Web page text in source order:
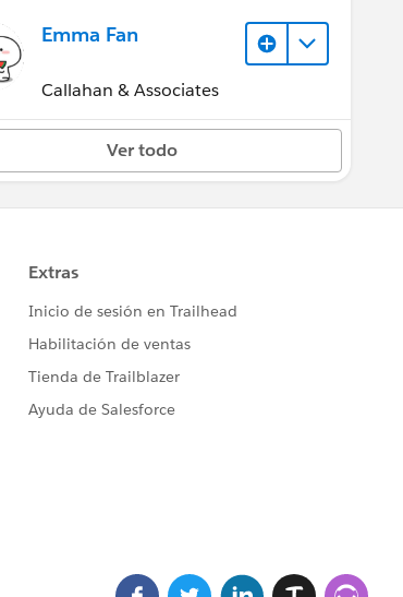
Emma Fan
Callahan & Associates
Ver todo